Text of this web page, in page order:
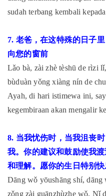
sudah terbang kembali
7. 老爸，在这特殊的日子
向您的窗前
Lǎo bà, zài zhè tèshū de rìzi
bùduàn yǒng xiàng nín de
Ayah, di hari istimewa ini,
kegembiraan akan mengalir
8. 当我忧伤时，当我沮丧
我。你的建议和鼓励使我
和理解。愿你的生日特别快
Dāng wǒ yōushāng shí,
zǒng zài guānzhùzhe wǒ. Nǐ